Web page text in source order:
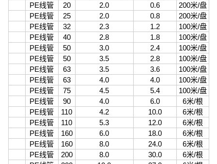
PE线管
20 2.0 0.6
200米/盘
PE线管
25 2.0 0.8
200米/盘
PE线管
32 2.3 1.2
100米/盘
PE线管
40 2.8 1.8
100米/盘
PE线管
50 3.0 2.4
100米/盘
PE线管
50 3.5 2.8
100米/盘
PE线管
63 3.5 3.6
100米/盘
PE线管
63 4.0 4.0
100米/盘
PE线管
75 4.5 5.4
100米/盘
PE线管
90 4.0 6.0
6米/根
PE线管
110 4.2 10.0
6米/根
PE线管
110 5.3 12.0
6米/根
PE线管
160 6.0 18.0
6米/根
PE线管
160 8.0 24.0
6米/根
PE线管
200 8.0 30.0
6米/根